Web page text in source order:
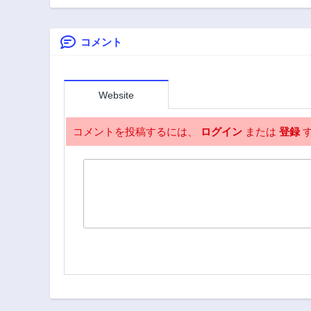
イムスリ
コメント
Website
コメントを投稿するには、 ログイン または 登録